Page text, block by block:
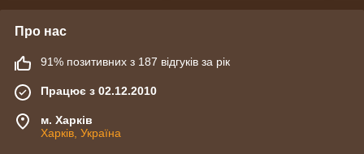
Про нас
91% позитивних з 187 відгуків за рік
Працює з 02.12.2010
м. Харків
Харків, Україна